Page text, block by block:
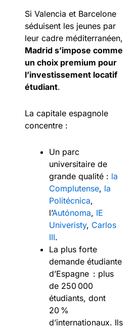
Si Valencia et Barcelone
séduisent les jeunes par
leur cadre méditerranéen,
Madrid s’impose comme
un choix premium pour
l’investissement locatif
étudiant.
La capitale espagnole
concentre :
Un parc
universitaire de
grande qualité : la
Complutense, la
Politécnica,
l’Autónoma, IE
Univeristy, Carlos
III.
La plus forte
demande étudiante
d’Espagne : plus
de 250 000
étudiants, dont
20 %
d’internationaux. Ils